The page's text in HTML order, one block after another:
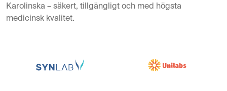
Karolinska – säkert, tillgängligt och med högsta
medicinsk kvalitet.